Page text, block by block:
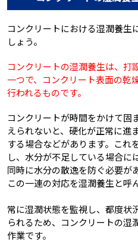
コンクリートにおける湿潤養生
しょう。
コンクリートの湿潤養生は、打
一つで、コンクリート表面の乾
行われるものです。
コンクリートが時間をかけて固
えられないと、硬化が正常に進
する場合などがあります。これ
し、水分が不足している場合に
同時に水分の散逸を防ぐ必要が
この一連の対応を湿潤養生と呼
常に湿潤状態を監視し、都度状
られるため、コンクリートの湿
作業です。